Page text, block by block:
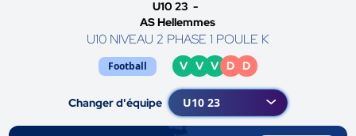
U10 23 -
AS Hellemmes
U10 NIVEAU 2 PHASE 1 POULE K
Football V V V D D
Changer d'équipe